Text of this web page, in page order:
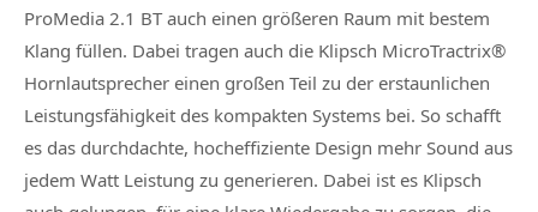
ProMedia 2.1 BT auch einen größeren Raum mit bestem
Klang füllen. Dabei tragen auch die Klipsch MicroTractrix®
Hornlautsprecher einen großen Teil zu der erstaunlichen
Leistungsfähigkeit des kompakten Systems bei. So schafft
es das durchdachte, hocheffiziente Design mehr Sound aus
jedem Watt Leistung zu generieren. Dabei ist es Klipsch